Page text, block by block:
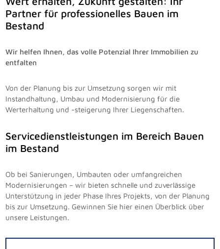
Partner für professionelles Bauen im
Bestand
Wir helfen Ihnen, das volle Potenzial Ihrer Immobilien zu
entfalten
Von der Planung bis zur Umsetzung sorgen wir mit
Instandhaltung, Umbau und Modernisierung für die
Werterhaltung und -steigerung Ihrer Liegenschaften.
Servicedienstleistungen im Bereich Bauen
im Bestand
Ob bei Sanierungen, Umbauten oder umfangreichen
Modernisierungen – wir bieten schnelle und zuverlässige
Unterstützung in jeder Phase Ihres Projekts, von der Planung
bis zur Umsetzung. Gewinnen Sie hier einen Überblick über
unsere Leistungen.